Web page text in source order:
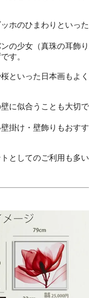
ホのひまわりといった
の少女（真珠の耳飾り
す。
といった日本画もよく
に似合うことも大切で
掛け・壁飾りもおすす
としてのご利用も多い